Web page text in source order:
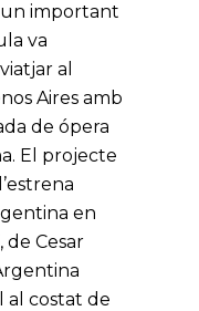
un important
va
al
Aires amb
de ópera
El projecte
en
de Cesar
al costat de